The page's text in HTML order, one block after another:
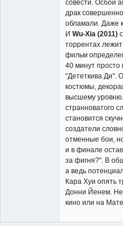
совести. Осбой
драк
обламали. Даже
И Wu-Xia (2011)
торрентах
фильм
40 минут просто
"Дететкива Ди".
костюмы,
высшему
странноватого
становится
создатели
отменные бои,
и в финале
за фигня?". В
а ведь
Кара Хуи опять
Донни Йенем.
кино или на